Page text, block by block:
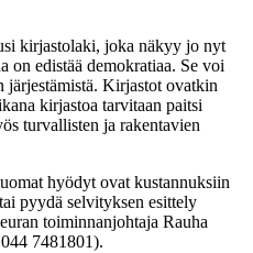
kirjastolaki, joka näkyy jo nyt
on edistää demokratiaa. Se voi
järjestämistä. Kirjastot ovatkin
kirjastoa tarvitaan paitsi
turvallisten ja rakentavien
hyödyt ovat kustannuksiin
pyydä selvityksen esittely
toiminnanjohtaja Rauha
7481801).